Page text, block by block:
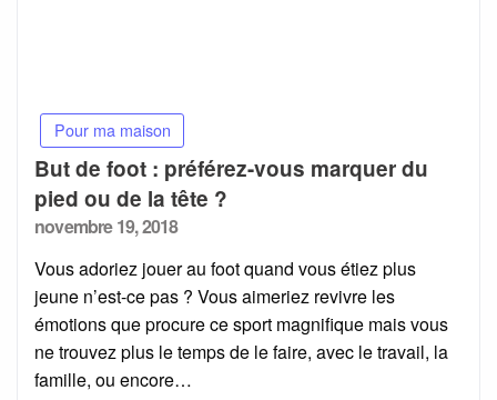
Pour ma maison
But de foot : préférez-vous marquer du
pied ou de la tête ?
Posted
novembre 19, 2018
Vous adoriez jouer au foot quand vous étiez plus
jeune n’est-ce pas ? Vous aimeriez revivre les
émotions que procure ce sport magnifique mais vous
ne trouvez plus le temps de le faire, avec le travail, la
famille, ou encore…